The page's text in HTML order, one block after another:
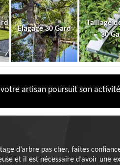
Elagage 30 Gard
Taillage
30
artisan poursuit son
d’arbre pas cher, faites
et il est nécessaire d’avoir une